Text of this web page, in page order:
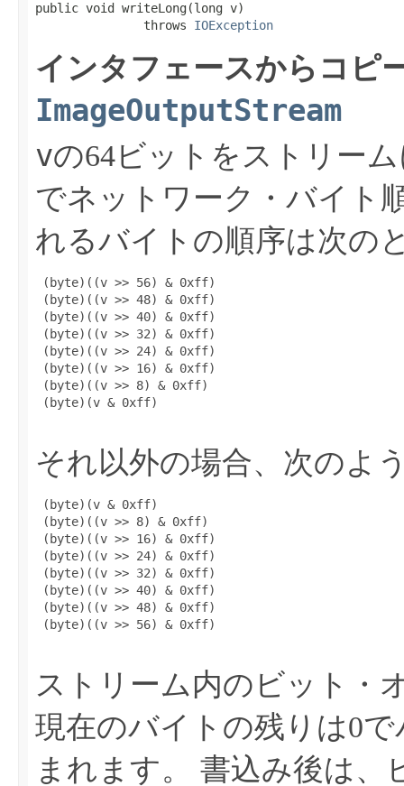
public void writeLong​(long v)
               throws
IOException
インタフェースからコピ
ImageOutputStream
vの64ビットをストリー
でネットワーク・バイト
れるバイトの順序は次の
(byte)((v >> 56) & 0xff)
(byte)((v >> 48) & 0xff)
(byte)((v >> 40) & 0xff)
(byte)((v >> 32) & 0xff)
(byte)((v >> 24) & 0xff)
(byte)((v >> 16) & 0xff)
(byte)((v >> 8) & 0xff)
(byte)(v & 0xff)
それ以外の場合、次のよ
(byte)(v & 0xff)
(byte)((v >> 8) & 0xff)
(byte)((v >> 16) & 0xff)
(byte)((v >> 24) & 0xff)
(byte)((v >> 32) & 0xff)
(byte)((v >> 40) & 0xff)
(byte)((v >> 48) & 0xff)
(byte)((v >> 56) & 0xff)
ストリーム内のビット・
現在のバイトの残りは0
まれます。
書込み後は、